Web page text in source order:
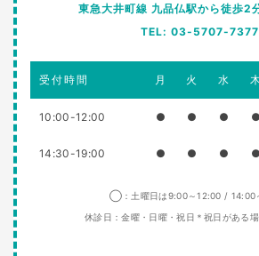
東急大井町線 九品仏駅から徒歩2
TEL: 03-5707-7377
受付時間 月 火 水 木
10:00-12:00 ● ● ● ●
14:30-19:00 ● ● ● ●
◯：土曜日は9:00～12:00 / 14:00
休診日：金曜・日曜・祝日＊祝日がある